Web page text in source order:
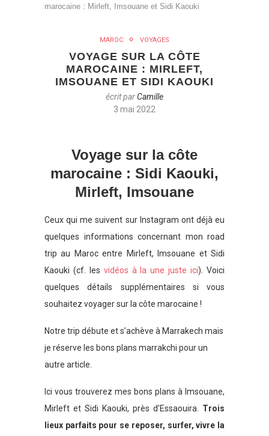
marocaine : Mirleft, Imsouane et Sidi Kaouki
MAROC VOYAGES
VOYAGE SUR LA CÔTE
MAROCAINE : MIRLEFT,
IMSOUANE ET SIDI KAOUKI
écrit parCamille
3 mai 2022
Voyage sur la côte
marocaine : Sidi Kaouki,
Mirleft, Imsouane
Ceux qui me suivent sur Instagram ont déjà eu
quelques informations concernant mon road
trip au Maroc entre Mirleft, Imsouane et Sidi
Kaouki (cf. les vidéos à la une juste ici). Voici
quelques détails supplémentaires si vous
souhaitez voyager sur la côte marocaine !
Notre trip débute et s’achève à Marrakech mais
je réserve les bons plans marrakchi pour un
autre article.
Ici vous trouverez mes bons plans à Imsouane,
Mirleft et Sidi Kaouki, près d’Essaouira. Trois
lieux parfaits pour se reposer, surfer, vivre la